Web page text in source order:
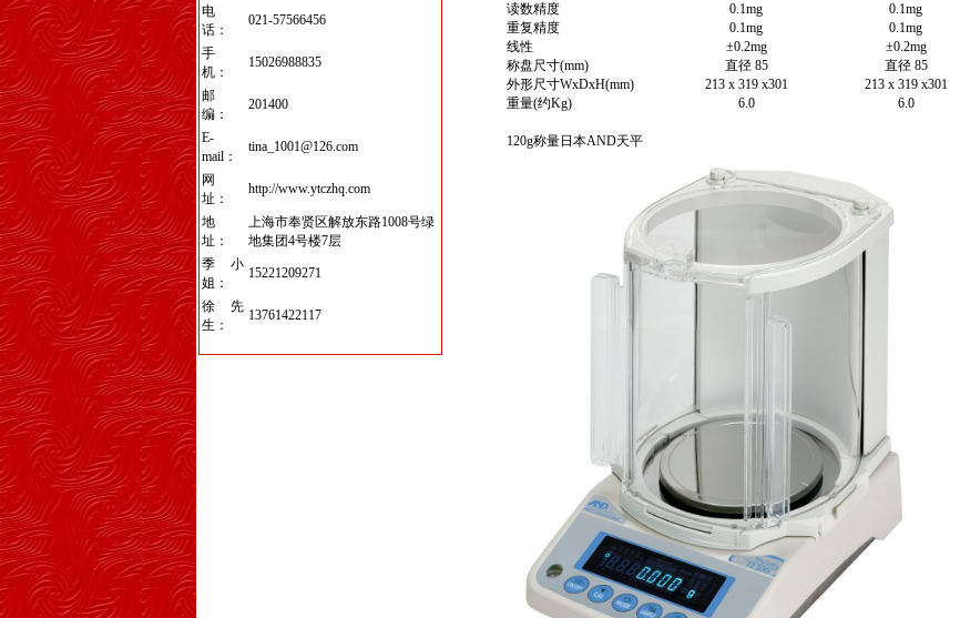
电
话：
021-57566456
手
机：
15026988835
邮
编：
201400
E-
mail：
tina_1001@126.com
网
址：
http://www.ytczhq.com
地
址：
上海市奉贤区解放东路1008号绿
地集团4号楼7层
季小
姐：
15221209271
徐先
生：
13761422117
读数精度
0.1mg
0.1mg
重复精度
0.1mg
0.1mg
线性
±0.2mg
±0.2mg
称盘尺寸(mm)
直径 85
直径 85
外形尺寸WxDxH(mm) 213 x 319 x301
213 x 319 x301
重量(约Kg)
6.0 6.0
120g称量日本AND天平